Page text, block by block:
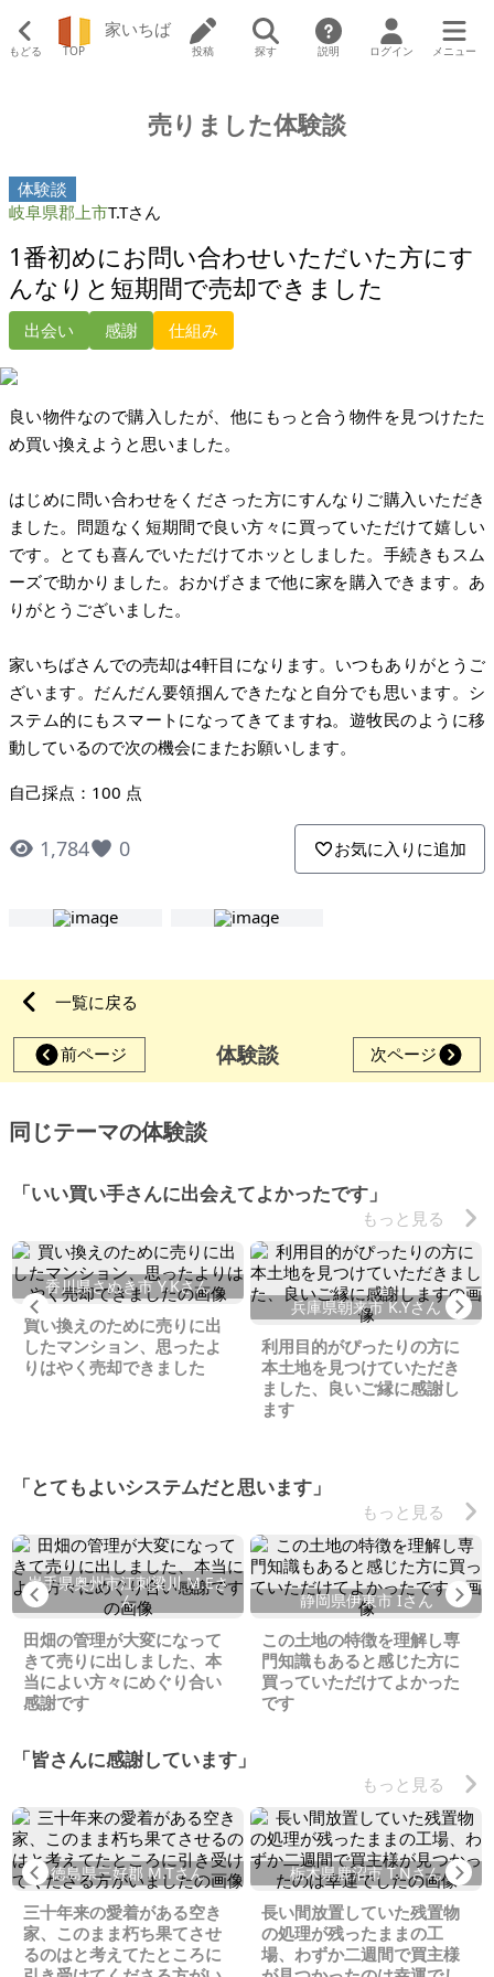
もどる TOP
家いちば
投稿 探す 説明 ログイン メニュー
売りました体験談
体験談
岐阜県郡上市T.Tさん
1番初めにお問い合わせいただいた方にす
んなりと短期間で売却できました
出会い 感謝 仕組み
良い物件なので購入したが、他にもっと合う物件を見つけたた
め買い換えようと思いました。
はじめに問い合わせをくださった方にすんなりご購入いただき
ました。問題なく短期間で良い方々に買っていただけて嬉しい
です。とても喜んでいただけてホッとしました。手続きもスム
ーズで助かりました。おかげさまで他に家を購入できます。あ
りがとうございました。
家いちばさんでの売却は4軒目になります。いつもありがとうご
ざいます。だんだん要領掴んできたなと自分でも思います。シ
ステム的にもスマートになってきてますね。遊牧民のように移
動しているので次の機会にまたお願いします。
自己採点：100 点
1,784 0 お気に入りに追加
一覧に戻る
前ページ 体験談 次ページ
同じテーマの体験談
「いい買い手さんに出会えてよかったです」
もっと見る
Previous
香川県さぬき市 Y.Kさん
買い換えのために売りに出
したマンション、思ったよ
りはやく売却できました
兵庫県朝来市 K.Yさん
利用目的がぴったりの方に
本土地を見つけていただき
ました、良いご縁に感謝し
ます
「とてもよいシステムだと思います」
もっと見る
Previous
岩手県奥州市江刺梁川 M.Eさ
ん
田畑の管理が大変になって
きて売りに出しました、本
当によい方々にめぐり合い
感謝です
静岡県伊東市 Iさん
この土地の特徴を理解し専
門知識もあると感じた方に
買っていただけてよかった
です
「皆さんに感謝しています」
もっと見る
Previous
徳島県三好郡 M.Tさん
三十年来の愛着がある空き
家、このまま朽ち果てさせ
るのはと考えてたところに
栃木県鹿沼市 T.Nさん
長い間放置していた残置物
の処理が残ったままの工
場、わずか二週間で買主様